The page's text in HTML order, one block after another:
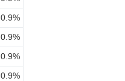
0.9%
0.9%
0.9%
0.9%